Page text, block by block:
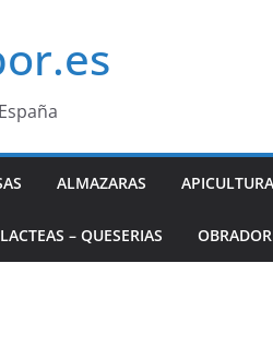
ALMAZARAS
LACTEAS – QUESERIAS